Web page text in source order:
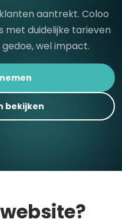
aantrekt. Coloo
met duidelijke tarieven
wel impact.
bekijken